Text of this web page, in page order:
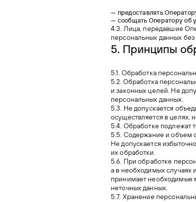
— предоставлять
— сообщать Оператору об
4.3. Лица, передавшие
персональных данных без
5. Принципы
5.1. Обработка
5.2. Обработка
и законных целей. Не
персональных данных.
5.3. Не допускается
осуществляется в целях,
5.4. Обработке подлежат
5.5. Содержание и объем
Не допускается
их обработки.
5.6. При обработке
а в необходимых случаях
принимает необходимые
неточных данных.
5.7. Хранение